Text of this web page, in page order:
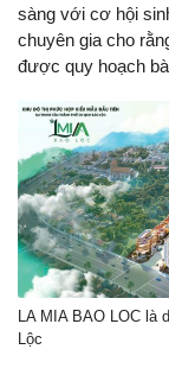
sàng với cơ hội
chuyên gia cho
được quy hoạch
LA MIA BAO LOC là
Lộc